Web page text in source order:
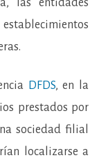
las entidades
DFDS, en la
prestados por
sociedad filial
localizarse a